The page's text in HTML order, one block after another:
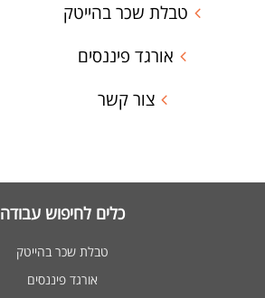
טבלת שכר בהייטק
אורגד פיננסים
צור קשר
כלים לחיפוש עבודה
טבלת שכר בהייטק
אורגד פיננסים